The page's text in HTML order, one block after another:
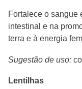
Fortalece o sangue
intestinal e na
terra e à energia
Sugestão de uso:
Lentilhas